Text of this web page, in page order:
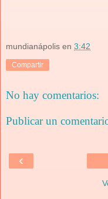
mundianápolis en 3:42
Compartir
No hay comentarios:
Publicar un
‹